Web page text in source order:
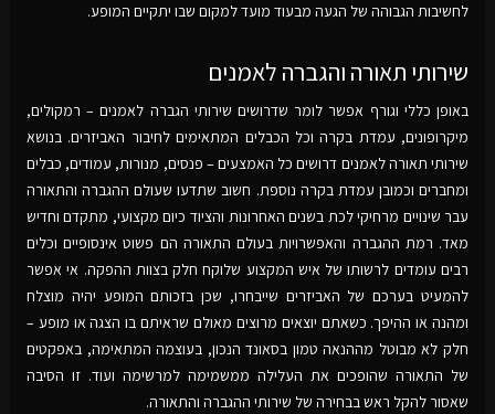
לחשיבות הגבוהה של הגעה מבעוד מועד למקום שבו יתקיים המופע.
שירותי תאורה והגברה לאמנים
באופן כללי וגורף אפשר לומר שדרושים שירותי הגברה לאמנים – רמקולים,
מיקרופונים, עמדת בקרה וכל הכבלים המתאימים לחיבור האביזרים. בנושא
שירותי תאורה לאמנים דרושים כל האמצעים – פנסים, מנורות, עמודים, כבלים
ומחברים וכמובן עמדת בקרה נוספת. חשוב שתדעו שעולם ההגברה והתאורה
עבר שינויים מרחיקי לכת בשנים האחרונות והציוד כיום מקצועי, מתקדם וחדיש
מאד. רמת ההגברה והאפשרויות בעולם התאורה הם פשוט אינסופיים וכלים
רבים עומדים לרשותו של איש המקצוע שלוקח חלק בצוות ההפקה. אי אפשר
להמעיט בערכם של האביזרים שייבחרו, שכן בזכותם המופע יהיה מוצלח
ומהנה או ההיפך. כשאתם יוצאים מרוצים מאולם שראיתם בו הצגה או מופע –
חלק לא מבוטל מההנאה טמון בסאונד הנכון, בעוצמה המתאימה, באפקטים
של התאורה שהופכים את העלילה ממשמימה למרשימה ועוד. זו הסיבה
שאסור להקל ראש בבחירה של שירותי ההגברה והתאורה.